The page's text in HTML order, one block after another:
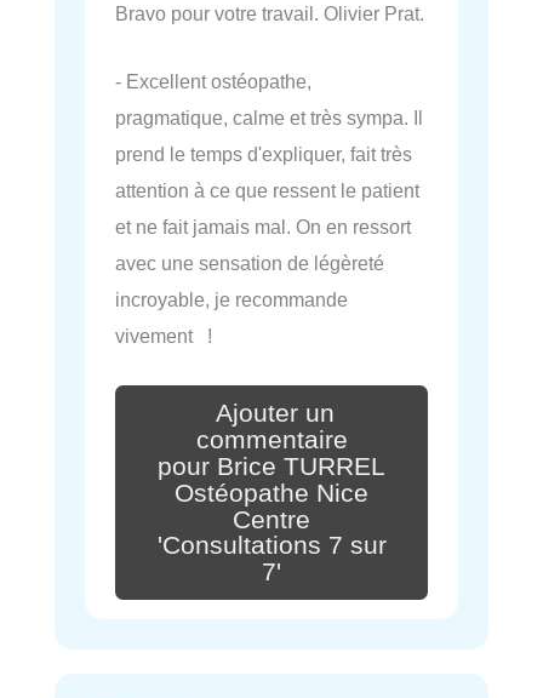
Bravo pour votre travail. Olivier Prat.
- Excellent ostéopathe,
pragmatique, calme et très sympa. Il
prend le temps d'expliquer, fait très
attention à ce que ressent le patient
et ne fait jamais mal. On en ressort
avec une sensation de légèreté
incroyable, je recommande
vivement !
Ajouter un
commentaire
pour Brice TURREL
Ostéopathe Nice
Centre
'Consultations 7 sur
7'